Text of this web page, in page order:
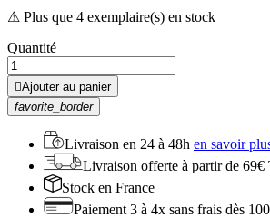
⚠ Plus que 4 exemplaire(s) en stock
Quantité
Ajouter au panier
favorite_border
Livraison en 24 à 48h en savoir
Livraison offerte à partir de 69€
Stock en France
Paiement 3 à 4x sans frais dès